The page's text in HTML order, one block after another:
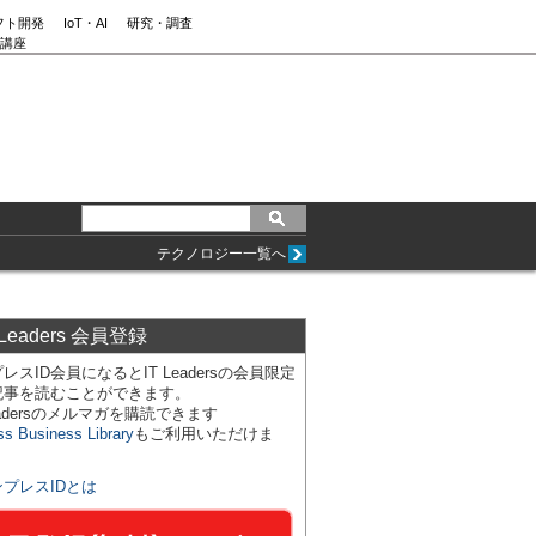
ト開発 IoT・AI
研究・調査
座
テクノロジー一覧へ
会員登録
スID会員になるとIT Leadersの会員限定
を読むことができます。
のメルマガを購読できます
Business Libraryもご利用いただけま
プレスIDとは